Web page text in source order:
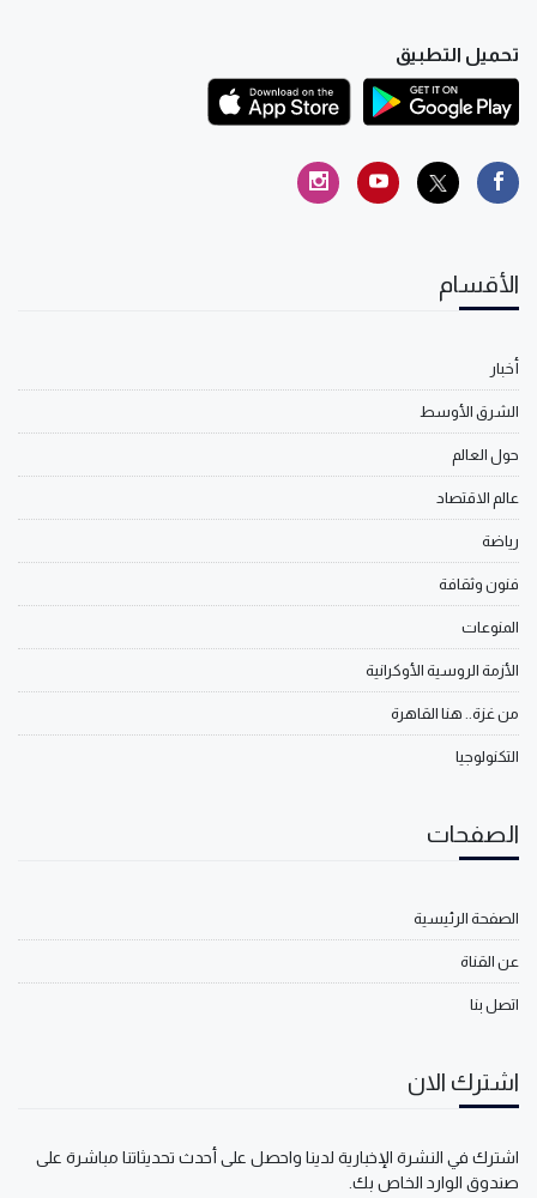
تحميل التطبيق
الأقسام
أخبار
الشرق الأوسط
حول العالم
عالم الاقتصاد
رياضة
فنون وثقافة
المنوعات
الأزمة الروسية الأوكرانية
من غزة.. هنا القاهرة
التكنولوجيا
الصفحات
الصفحة الرئيسية
عن القناة
اتصل بنا
اشترك الان
اشترك في النشرة الإخبارية لدينا واحصل على أحدث تحديثاتنا مباشرة على
صندوق الوارد الخاص بك.